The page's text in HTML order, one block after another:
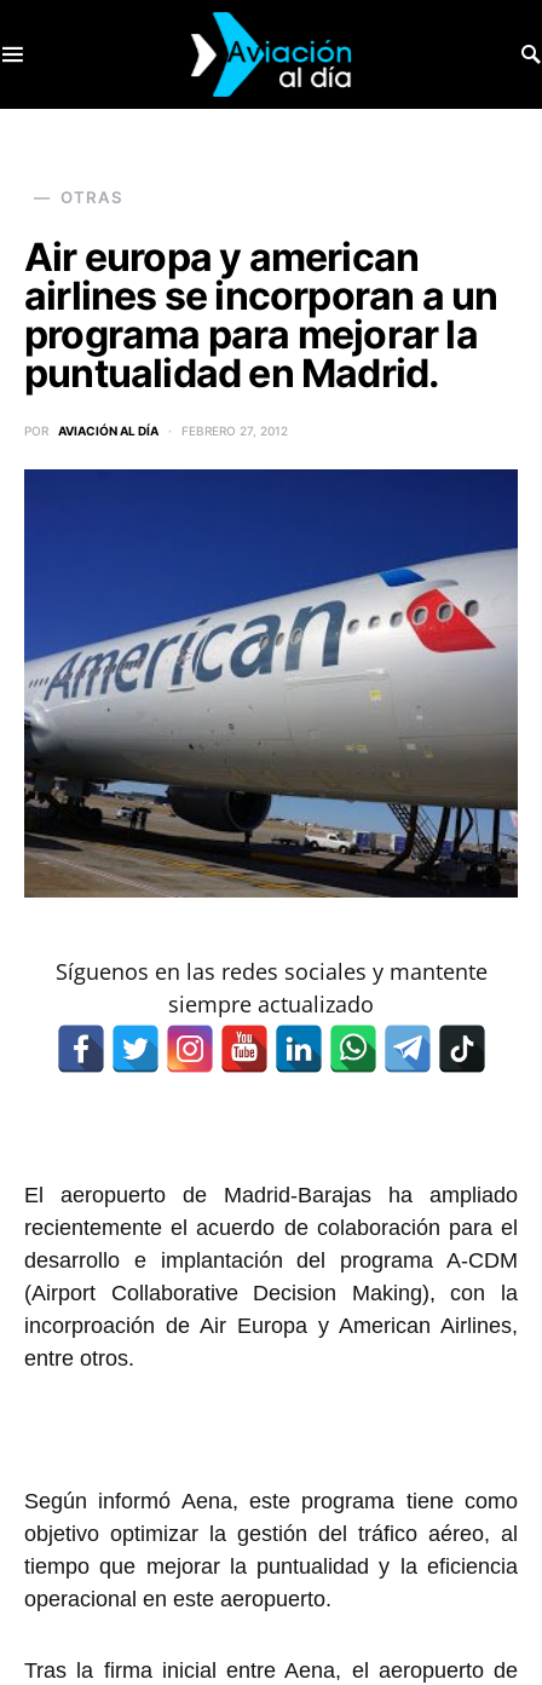
OTRAS
Air europa y american
airlines se incorporan a un
programa para mejorar la
puntualidad en Madrid.
POR AVIACIÓN AL DÍA FEBRERO 27, 2012
Síguenos en las redes sociales y mantente
siempre actualizado
El aeropuerto de Madrid-Barajas ha ampliado
recientemente el acuerdo de colaboración para el
desarrollo e implantación del programa A-CDM
(Airport Collaborative Decision Making), con la
incorproación de Air Europa y American Airlines,
entre otros.
Según informó Aena, este programa tiene como
objetivo optimizar la gestión del tráfico aéreo, al
tiempo que mejorar la puntualidad y la eficiencia
operacional en este aeropuerto.
Tras la firma inicial entre Aena, el aeropuerto de